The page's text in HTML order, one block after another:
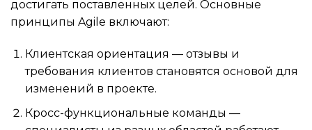
достигать поставленных целей. Основные
принципы Agile включают:
Клиентская ориентация — отзывы и
требования клиентов становятся основой для
изменений в проекте.
Кросс-функциональные команды —